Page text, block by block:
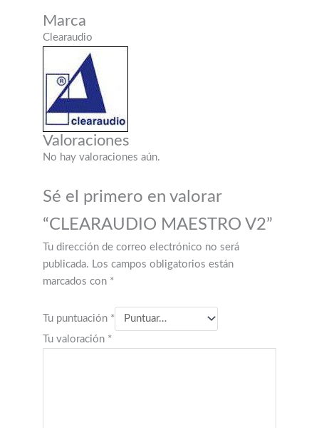
Marca
Clearaudio
Valoraciones
No hay valoraciones aún.
Sé el primero en valorar
“CLEARAUDIO MAESTRO V2”
Tu dirección de correo electrónico no será
publicada. Los campos obligatorios están
marcados con *
Tu puntuación *
Tu valoración *